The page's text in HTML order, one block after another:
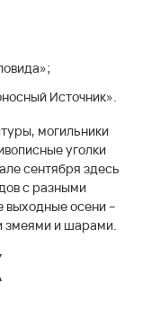
Источник».
могильники
уголки
сентября здесь
с разными
выходные осени –
змеями и шарами.